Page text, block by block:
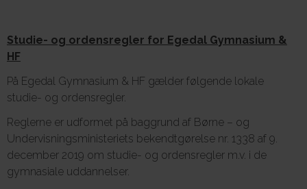
Studie- og ordensregler for Egedal Gymnasium &
HF
På Egedal Gymnasium & HF gælder følgende lokale
studie- og ordensregler.
Reglerne er udformet på baggrund af Børne – og
Undervisningsministeriets bekendtgørelse nr. 1338 af 9.
december 2019 om studie- og ordensregler m.v. i de
gymnasiale uddannelser.